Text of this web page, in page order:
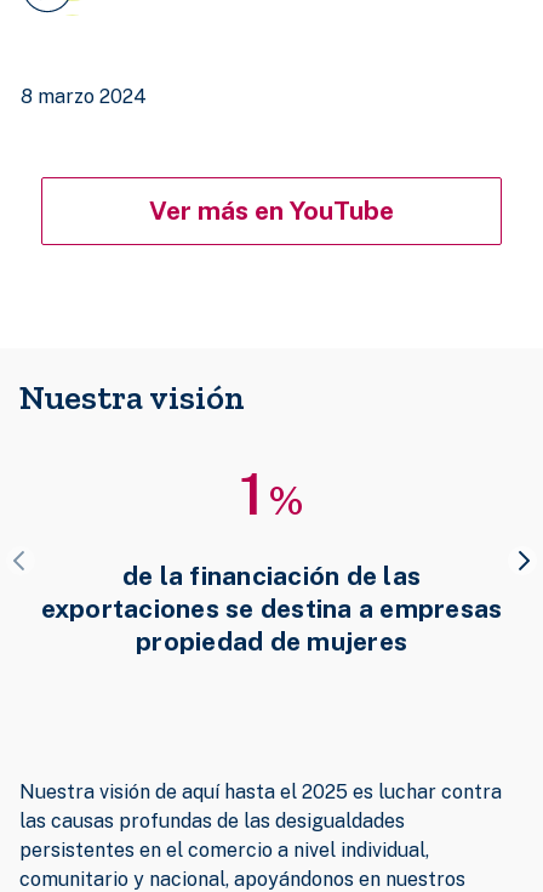
8 marzo 2024
Ver más en YouTube
Nuestra visión
1 %
de la financiación de las
exportaciones se destina a empresas
propiedad de mujeres
Nuestra visión de aquí hasta el 2025 es luchar contra
las causas profundas de las desigualdades
persistentes en el comercio a nivel individual,
comunitario y nacional, apoyándonos en nuestros